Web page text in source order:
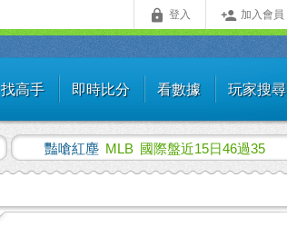
找高手 即時比分 看數據 玩家搜尋
 登入  加入會員
豔嗆紅塵 MLB 國際盤近15日46過35